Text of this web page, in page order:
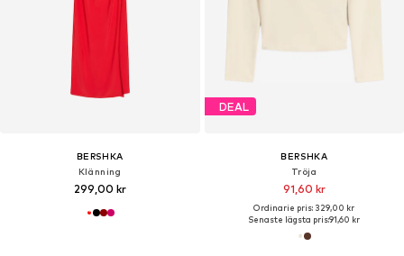
BERSHKA
Klänning
299,00 kr
DEAL
BERSHKA
Tröja
91,60 kr
Ordinarie pris: 329,00 kr
Senaste lägsta pris:91,60 kr